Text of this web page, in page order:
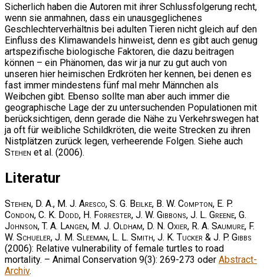
Sicherlich haben die Autoren mit ihrer Schlussfolgerung recht,
wenn sie anmahnen, dass ein unausgeglichenes
Geschlechterverhältnis bei adulten Tieren nicht gleich auf den
Einfluss des Klimawandels hinweist, denn es gibt auch genug
artspezifische biologische Faktoren, die dazu beitragen
können – ein Phänomen, das wir ja nur zu gut auch von
unseren hier heimischen Erdkröten her kennen, bei denen es
fast immer mindestens fünf mal mehr Männchen als
Weibchen gibt. Ebenso sollte man aber auch immer die
geographische Lage der zu untersuchenden Populationen mit
berücksichtigen, denn gerade die Nähe zu Verkehrswegen hat
ja oft für weibliche Schildkröten, die weite Strecken zu ihren
Nistplätzen zurück legen, verheerende Folgen. Siehe auch
Stehen et al. (2006).
Literatur
Stehen, D. A., M. J. Aresco, S. G. Beilke, B. W. Compton, E. P.
Condon, C. K. Dodd, H. Forrester, J. W. Gibbons, J. L. Greene, G.
Johnson, T. A. Langen, M. J. Oldham, D. N. Oxier, R. A. Saumure, F.
W. Schueler, J. M. Sleeman, L. L. Smith, J. K. Tucker & J. P. Gibbs
(2006): Relative vulnerability of female turtles to road
mortality. – Animal Conservation 9(3): 269-273 oder Abstract-
Archiv.